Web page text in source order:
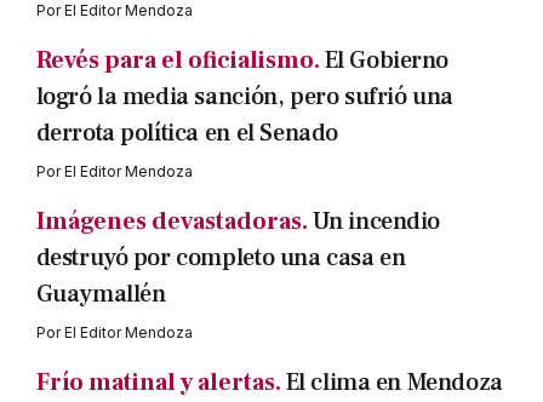
PorEl Editor Mendoza
Revés para el oficialismo.El Gobierno
logró la media sanción, pero sufrió una
derrota política en el Senado
PorEl Editor Mendoza
Imágenes devastadoras.Un incendio
destruyó por completo una casa en
Guaymallén
PorEl Editor Mendoza
Frío matinal y alertas.El clima en Mendoza